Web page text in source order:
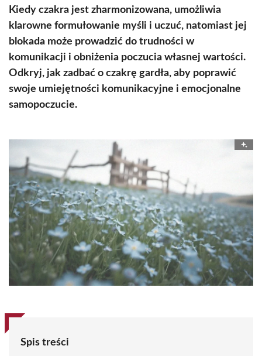
Kiedy czakra jest zharmonizowana, umożliwia
klarowne formułowanie myśli i uczuć, natomiast jej
blokada może prowadzić do trudności w
komunikacji i obniżenia poczucia własnej wartości.
Odkryj, jak zadbać o czakrę gardła, aby poprawić
swoje umiejętności komunikacyjne i emocjonalne
samopoczucie.
Spis treści